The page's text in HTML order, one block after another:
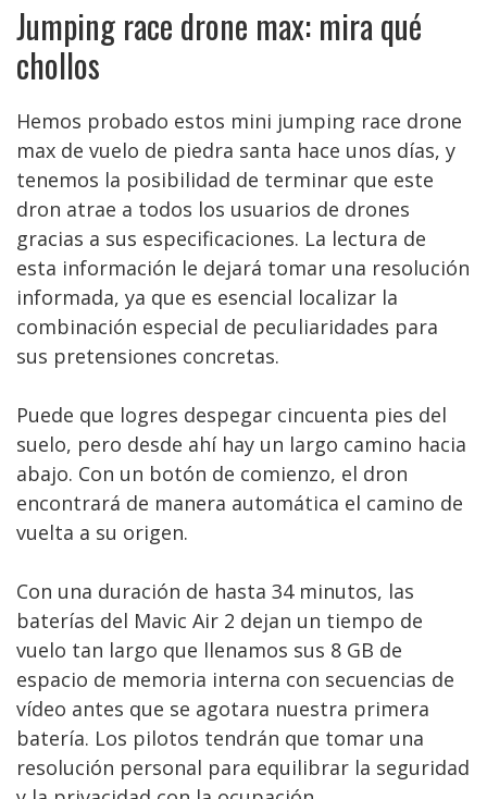
Jumping race drone max: mira qué
chollos
Hemos probado estos mini jumping race drone
max de vuelo de piedra santa hace unos días, y
tenemos la posibilidad de terminar que este
dron atrae a todos los usuarios de drones
gracias a sus especificaciones. La lectura de
esta información le dejará tomar una resolución
informada, ya que es esencial localizar la
combinación especial de peculiaridades para
sus pretensiones concretas.
Puede que logres despegar cincuenta pies del
suelo, pero desde ahí hay un largo camino hacia
abajo. Con un botón de comienzo, el dron
encontrará de manera automática el camino de
vuelta a su origen.
Con una duración de hasta 34 minutos, las
baterías del Mavic Air 2 dejan un tiempo de
vuelo tan largo que llenamos sus 8 GB de
espacio de memoria interna con secuencias de
vídeo antes que se agotara nuestra primera
batería. Los pilotos tendrán que tomar una
resolución personal para equilibrar la seguridad